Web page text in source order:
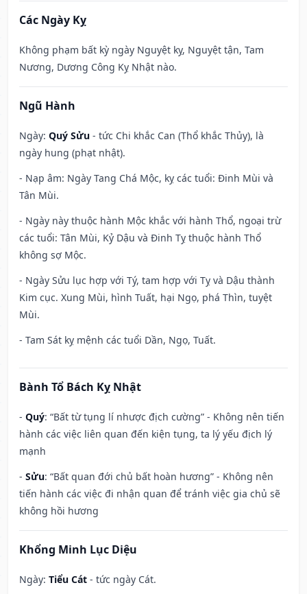
Các Ngày Kỵ
Không phạm bất kỳ ngày Nguyệt kỵ, Nguyệt tận, Tam
Nương, Dương Công Kỵ Nhật nào.
Ngũ Hành
Ngày: Quý Sửu - tức Chi khắc Can (Thổ khắc Thủy), là
ngày hung (phạt nhật).
- Nạp âm: Ngày Tang Chá Mộc, kỵ các tuổi: Đinh Mùi và
Tân Mùi.
- Ngày này thuộc hành Mộc khắc với hành Thổ, ngoại trừ
các tuổi: Tân Mùi, Kỷ Dậu và Đinh Tỵ thuộc hành Thổ
không sợ Mộc.
- Ngày Sửu lục hợp với Tý, tam hợp với Tỵ và Dậu thành
Kim cục. Xung Mùi, hình Tuất, hại Ngọ, phá Thìn, tuyệt
Mùi.
- Tam Sát kỵ mệnh các tuổi Dần, Ngọ, Tuất.
Bành Tổ Bách Kỵ Nhật
- Quý: “Bất từ tụng lí nhược địch cường” - Không nên tiến
hành các việc liên quan đến kiện tụng, ta lý yếu địch lý
mạnh
- Sửu: “Bất quan đới chủ bất hoàn hương” - Không nên
tiến hành các việc đi nhận quan để tránh việc gia chủ sẽ
không hồi hương
Khổng Minh Lục Diệu
Ngày: Tiểu Cát - tức ngày Cát.